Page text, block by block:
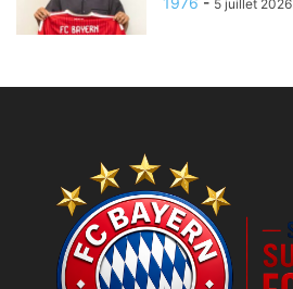
5 juillet 2026